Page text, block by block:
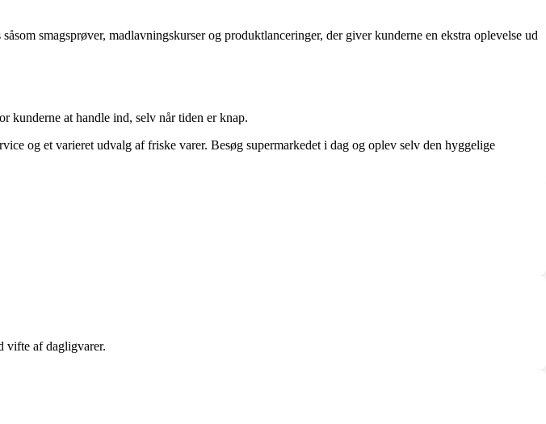
smagsprøver, madlavningskurser og produktlanceringer, der giver kunderne en ekstra oplevelse ud
kunderne at handle ind, selv når tiden er knap.
og et varieret udvalg af friske varer. Besøg supermarkedet i dag og oplev selv den hyggelige
vifte af dagligvarer.